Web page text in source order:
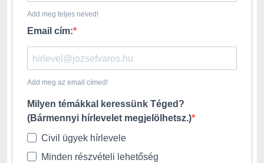
Add meg teljes neved!
Email cím:
Add meg az email címed!
Milyen témákkal keressünk Téged?
(Bármennyi hírlevelet megjelölhetsz.)
Civil ügyek hírlevele
Minden részvételi lehetőség